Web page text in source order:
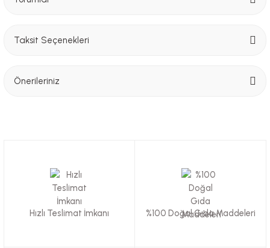
Taksit Seçenekleri
Önerileriniz
Ürün resmi kalitesiz, bozuk veya görüntülenemiyor.
Ürün açıklamasında eksik bilgiler bulunuyor.
Ürün bilgilerinde hatalar bulunuyor.
Hızlı Teslimat İmkanı %100 Doğal Gıda Maddeleri